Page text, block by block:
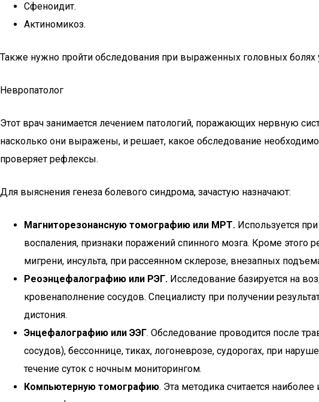
Сфеноидит.
Актиномикоз.
Также нужно пройти обследования при выраженных головных
Невропатолог
Этот врач занимается лечением патологий, поражающих нервную
насколько они выражены, и решает, какое обследование
проверяет рефлексы.
Для выяснения генеза болевого синдрома, зачастую назначают:
Магниторезонансную томографию или МРТ. Используется
воспаления, признаки поражений спинного мозга. Кроме
мигрени, инсульта, при рассеянном склерозе, внезапных
Реоэнцефалографию или РЭГ. Исследование базируется на
кровенаполнение сосудов. Специалисту при получении
дистония.
Энцефалографию или ЭЭГ. Обследование проводится после
сосудов), бессоннице, тиках, логоневрозе, судорогах, при
течение суток с ночным мониторингом.
Компьютерную томографию. Эта методика считается